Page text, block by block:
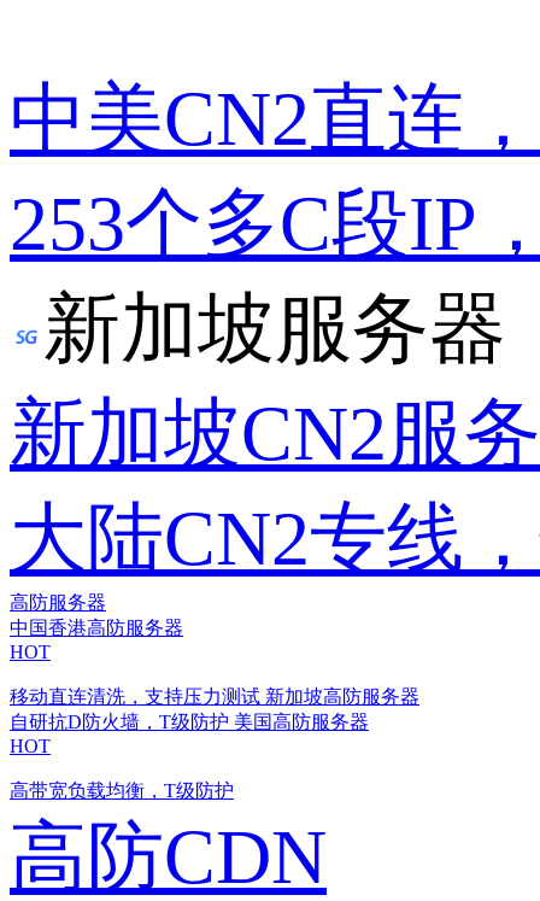
中美CN2直连
253个多C段IP
新加坡服务器
新加坡CN2服
大陆CN2专线
高防服务器
中国香港高防服务器
HOT
移动直连清洗，支持压力测试 新加坡高防服务器
自研抗D防火墙，T级防护 美国高防服务器
HOT
高带宽负载均衡，T级防护
高防CDN